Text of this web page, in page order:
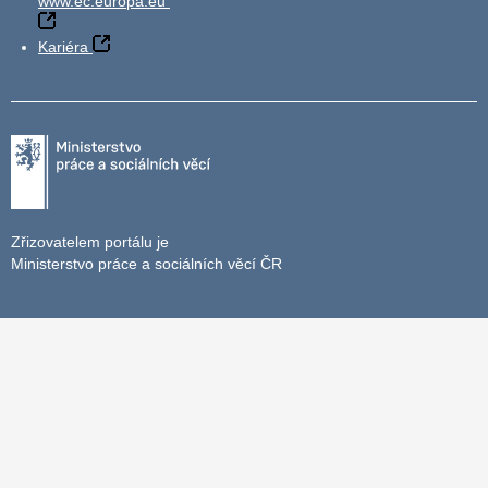
Kariéra
Zřizovatelem portálu je
Ministerstvo práce a sociálních věcí ČR